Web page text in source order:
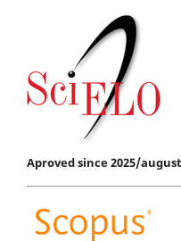
Aproved since 2025/august